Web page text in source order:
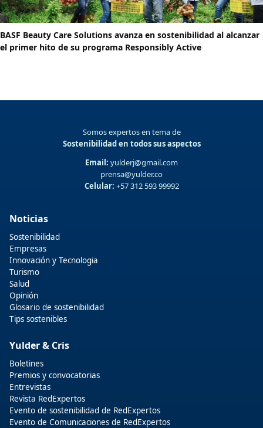
BASF Beauty Care Solutions avanza en sostenibilidad al alcanzar
el primer hito de su programa Responsibly Active
Somos expertos en tema de
Sostenibilidad en todos sus aspectos
Email: yulderj@gmail.com
prensa@yulder.co
Celular: +57 312 593 99992
Noticias
Sostenibilidad
Empresas
Innovación y Tecnologia
Turismo
Salud
Opinión
Glosario de sostenibilidad
Tips sostenibles
Yulder & Cris
Boletines
Premios y convocatorias
Entrevistas
Revista RedExpertos
Evento de sostenibilidad de RedExpertos
Evento de Comunicaciones de RedExpertos